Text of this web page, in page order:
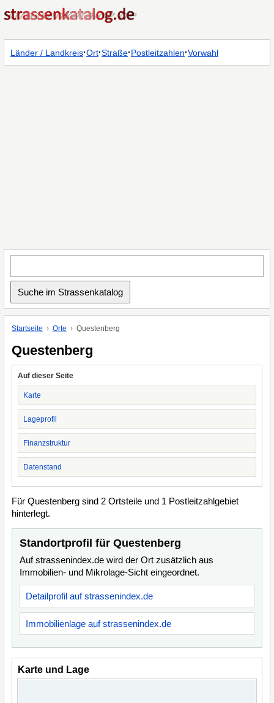
Länder / Landkreis·Ort·Straße·Postleitzahlen·Vorwahl
Startseite Orte Questenberg
Questenberg
Auf dieser Seite
Karte
Lageprofil
Finanzstruktur
Datenstand
Für Questenberg sind 2 Ortsteile und 1 Postleitzahlgebiet
hinterlegt.
Standortprofil für Questenberg
Auf strassenindex.de wird der Ort zusätzlich aus
Immobilien- und Mikrolage-Sicht eingeordnet.
Detailprofil auf strassenindex.de
Immobilienlage auf strassenindex.de
Karte und Lage